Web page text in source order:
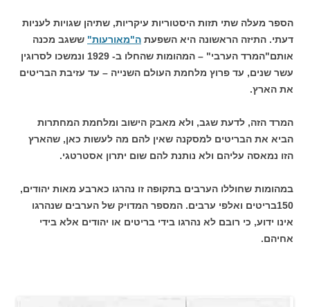
הספר מעלה שתי תזות היסטוריות עיקריות, שתיהן שגויות לעניות
דעתי. התיזה הראשונה היא השפעתה"מאורעות"ששגב מכנה
אותם"המרד הערבי" – המהומות שהחלו ב- 1929 ונמשכו לסרוגין
עשר שנים, עד פרוץ מלחמת העולם השנייה – עד עזיבת הבריטים
את הארץ.
המרד הזה, לדעת שגב, ולא מאבק הישוב ומלחמת המחתרות
הביא את הבריטים למסקנה שאין להם מה לעשות כאן, שהארץ
הזו נמאסה עליהם ולא נותנת להם שום יתרון אסטרטגי.
במהומות שחוללו הערבים בתקופה זו נהרגו כארבע מאות יהודים,
150בריטים ואלפי ערבים. המספר המדויק של הערבים שנהרגו
אינו ידוע, כי רובם לא נהרגו בידי בריטים או יהודים אלא בידי
אחיהם.